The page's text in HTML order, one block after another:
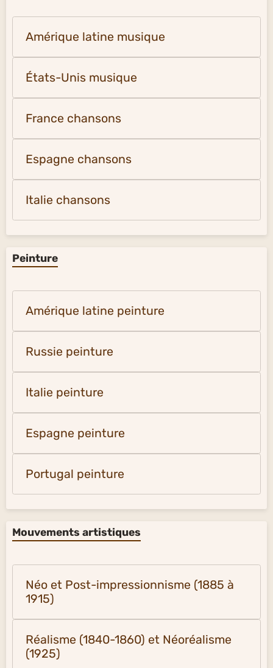
Amérique latine musique
États-Unis musique
France chansons
Espagne chansons
Italie chansons
Peinture
Amérique latine peinture
Russie peinture
Italie peinture
Espagne peinture
Portugal peinture
Mouvements artistiques
Néo et Post-impressionnisme (1885 à
1915)
Réalisme (1840-1860) et Néoréalisme
(1925)